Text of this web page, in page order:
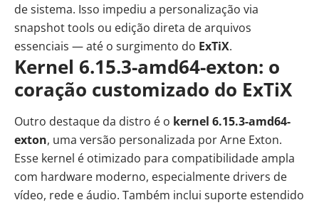
de sistema. Isso impediu a personalização via
snapshot tools ou edição direta de arquivos
essenciais — até o surgimento do ExTiX.
Kernel 6.15.3-amd64-exton: o
coração customizado do ExTiX
Outro destaque da distro é o kernel 6.15.3-amd64-
exton, uma versão personalizada por Arne Exton.
Esse kernel é otimizado para compatibilidade ampla
com hardware moderno, especialmente drivers de
vídeo, rede e áudio. Também inclui suporte estendido